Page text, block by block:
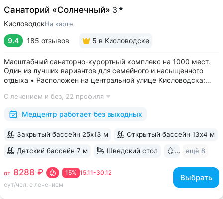
Санаторий «Солнечный» 3
КисловодскНа карте
9.4 185 отзывов 5 в Кисловодске
Масштабный санаторно-курортный комплекс на 1000 мест.
Один из лучших вариантов для семейного и насыщенного
отдыха • Расположен на центральной улице Кисловодска:
за 15 минут • Бесплатный трансфер до Курортного парка
и основных достопримечательностей...
С лечением и без, 22 профиля
Медцентр работает без выходных
15.11-30.12
15%
от 8288 ₽
сут/чел, с лечением
Выбрать
Закрытый бассейн 25х13 м Открытый бассейн 13x4 м
Детский бассейн 7 м Шведский стол Бювет
ещё 8